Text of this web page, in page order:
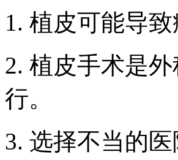
1. 植皮可能导
2. 植皮手术是
行。
3. 选择不当的